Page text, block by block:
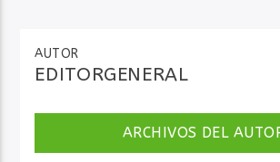
AUTOR
EDITORGENERAL
ARCHIVOS DEL